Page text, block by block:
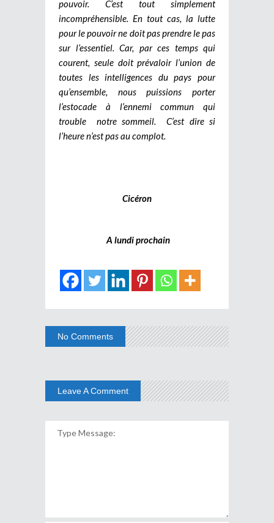
pouvoir. C’est tout simplement
incompréhensible. En tout cas, la lutte
pour le pouvoir ne doit pas prendre le pas
sur l’essentiel. Car, par ces temps qui
courent, seule doit prévaloir l’union de
toutes les intelligences du pays pour
qu’ensemble, nous puissions porter
l’estocade à l’ennemi commun qui
trouble notre sommeil. C’est dire si
l’heure n’est pas au complot.
Cicéron
A lundi prochain
No Comments
Leave A Comment